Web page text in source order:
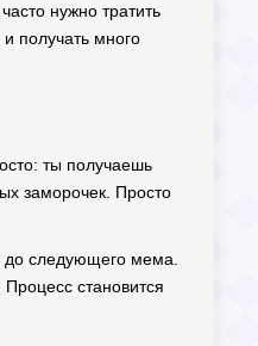
нужно тратить
получать много
ты получаешь
заморочек. Просто
до следующего мема.
становится